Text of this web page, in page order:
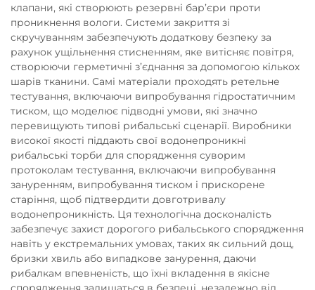
клапани, які створюють резервні бар’єри проти
проникнення вологи. Системи закриття зі
скручуванням забезпечують додаткову безпеку за
рахунок ущільнення стисненням, яке витісняє повітря,
створюючи герметичні з’єднання за допомогою кількох
шарів тканини. Самі матеріали проходять ретельне
тестування, включаючи випробування гідростатичним
тиском, що моделює підводні умови, які значно
перевищують типові рибальські сценарії. Виробники
високої якості піддають свої водонепроникні
рибальські торби для спорядження суворим
протоколам тестування, включаючи випробування
зануренням, випробування тиском і прискорене
старіння, щоб підтвердити довготривалу
водонепроникність. Ця технологічна досконалість
забезпечує захист дорогого рибальського спорядження
навіть у екстремальних умовах, таких як сильний дощ,
бризки хвиль або випадкове занурення, даючи
рибалкам впевненість, що їхні вкладення в якісне